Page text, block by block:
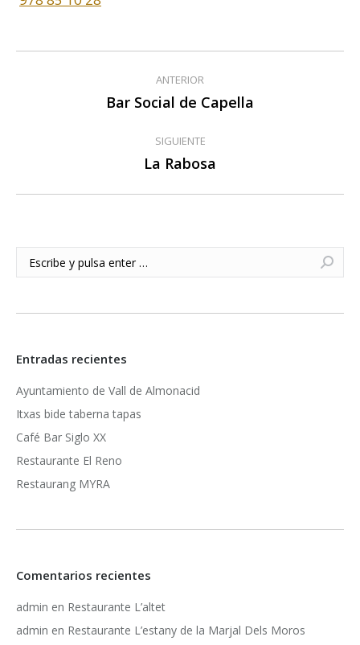
Navegación
publicaciones
ANTERIOR
Publicación
Bar Social de Capella
SIGUIENTE
Publicación
La Rabosa
Buscar:
Entradas recientes
Ayuntamiento de Vall de Almonacid
Itxas bide taberna tapas
Café Bar Siglo XX
Restaurante El Reno
Restaurang MYRA
Comentarios recientes
admin en Restaurante L’altet
admin en Restaurante L’estany de la Marjal Dels Moros